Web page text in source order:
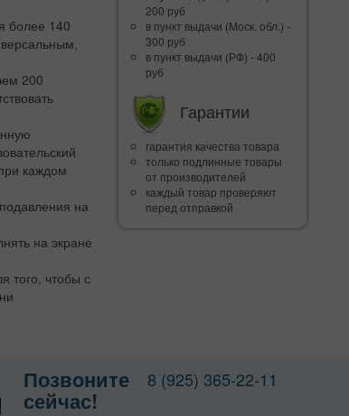
более 140
200
каждом
на
на экране
того, чтобы с
200 руб
в пункт выдачи (Моск. обл.) -
300 руб
в пункт выдачи (РФ) - 400
руб
Гарантии
гарантия качества товара
только подлинные товары
от производителей
каждый товар проверяют
перед отправкой
Позвоните
сейчас!
8 (925) 365-22-11